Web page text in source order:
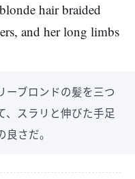
hair braided
and her long limbs
ーブロンドの髪を三つ
、スラリと伸びた手足
さだ。